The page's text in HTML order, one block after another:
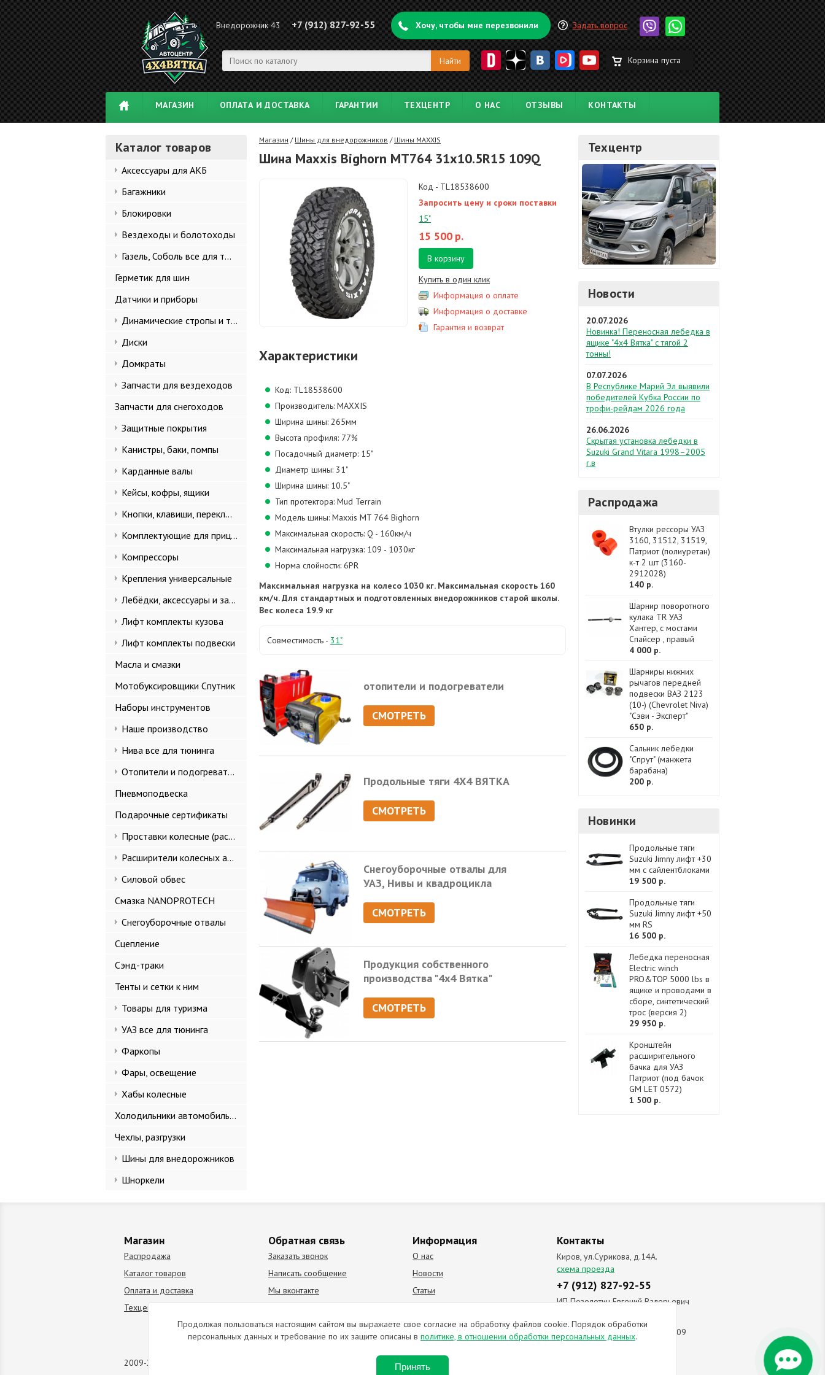
Внедорожник 43 +7 (912) 827-92-55 Хочу, чтобы мне перезвонили Задать вопрос
Корзина пуста
МАГАЗИН ОПЛАТА И ДОСТАВКА ГАРАНТИИ ТЕХЦЕНТР О НАС ОТЗЫВЫ КОНТАКТЫ
Каталог товаров
Аксессуары для АКБ
Багажники
Блокировки
Вездеходы и болотоходы
Газель, Соболь все для тюнинга
Герметик для шин
Датчики и приборы
Динамические стропы и такелаж
Диски
Домкраты
Запчасти для вездеходов
Запчасти для снегоходов
Защитные покрытия
Канистры, баки, помпы
Карданные валы
Кейсы, кофры, ящики
Кнопки, клавиши, переключатели
Комплектующие для прицепов
Компрессоры
Крепления универсальные
Лебёдки, аксессуары и запчасти
Лифт комплекты кузова
Лифт комплекты подвески
Масла и смазки
Мотобуксировщики Спутник
Наборы инструментов
Наше производство
Нива все для тюнинга
Отопители и подогреватели
Пневмоподвеска
Подарочные сертификаты
Проставки колесные (расширители колеи)
Расширители колесных арок и брызговики
Силовой обвес
Смазка NANOPROTECH
Снегоуборочные отвалы
Сцепление
Сэнд-траки
Тенты и сетки к ним
Товары для туризма
УАЗ все для тюнинга
Фаркопы
Фары, освещение
Хабы колесные
Холодильники автомобильные
Чехлы, разгрузки
Шины для внедорожников
Шноркели
Магазин / Шины для внедорожников / Шины MAXXIS
Шина Maxxis Bighorn MT764 31x10.5R15 109Q
Код - TL18538600
Запросить цену и сроки поставки
15"
15 500 р.
В корзину
Купить в один клик
Информация о оплате
Информация о доставке
Гарантия и возврат
Характеристики
Код: TL18538600
Производитель: MAXXIS
Ширина шины: 265мм
Высота профиля: 77%
Посадочный диаметр: 15"
Диаметр шины: 31"
Ширина шины: 10.5"
Тип протектора: Mud Terrain
Модель шины: Maxxis MT 764 Bighorn
Максимальная скорость: Q - 160км/ч
Максимальная нагрузка: 109 - 1030кг
Норма слойности: 6PR
Максимальная нагрузка на колесо 1030 кг. Максимальная скорость 160
км/ч. Для стандартных и подготовленных внедорожников старой школы.
Вес колеса 19.9 кг
Совместимость - 31"
отопители и подогреватели
СМОТРЕТЬ
Продольные тяги 4Х4 ВЯТКА
СМОТРЕТЬ
Снегоуборочные отвалы для
УАЗ, Нивы и квадроцикла
СМОТРЕТЬ
Продукция собственного
производства "4х4 Вятка"
СМОТРЕТЬ
Техцентр
Новости
20.07.2026
Новинка! Переносная лебедка в
ящике "4х4 Вятка" с тягой 2
тонны!
07.07.2026
В Республике Марий Эл выявили
победителей Кубка России по
трофи-рейдам 2026 года
26.06.2026
Скрытая установка лебедки в
Suzuki Grand Vitara 1998–2005
г.в
Распродажа
Втулки рессоры УАЗ
3160, 31512, 31519,
Патриот (полиуретан)
к-т 2 шт (3160-
2912028)
140 р.
Шарнир поворотного
кулака TR УАЗ
Хантер, с мостами
Спайсер , правый
4 000 р.
Шарниры нижних
рычагов передней
подвески ВАЗ 2123
(10-) (Chevrolet Niva)
"Сэви - Эксперт"
650 р.
Сальник лебедки
"Спрут" (манжета
барабана)
200 р.
Новинки
Продольные тяги
Suzuki Jimny лифт +30
мм с сайлентблоками
19 500 р.
Продольные тяги
Suzuki Jimny лифт +50
мм RS
16 500 р.
Лебедка переносная
Electric winch
PRO&TOP 5000 lbs в
ящике и проводами в
сборе, синтетический
трос (версия 2)
29 950 р.
Кронштейн
расширительного
бачка для УАЗ
Патриот (под бачок
GM LET 0572)
1 500 р.
Магазин
Распродажа
Каталог товаров
Оплата и доставка
Техцентр
Обратная связь
Заказать звонок
Написать сообщение
Мы вконтакте
Информация
О нас
Новости
Статьи
Контакты
Киров, ул.Сурикова, д.14А.
схема проезда
+7 (912) 827-92-55
ИП Позолотин Евгений Валерьевич
ИНН 434537218055 / ОГРН ИП
309434505600123 от 25.02.2009
2009-2026 © Все права защищены. Копирование материалов запрещено. Отправляя любую форму на сайте, вы соглашаетесь с
Продолжая пользоваться настоящим сайтом вы выражаете свое согласие на обработку файлов cookie. Порядок обработки
персональных данных и требование по их защите описаны в политике, в отношении обработки персональных данных.
Принять